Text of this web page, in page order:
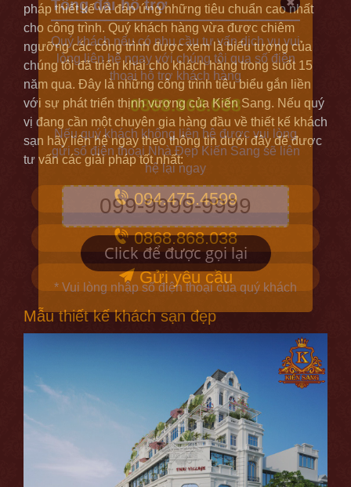
pháp thiết kế và đáp ứng những tiêu chuẩn cao nhất
cho công trình. Quý khách hàng vừa được chiêm
ngưỡng các công trình được xem là biểu tượng của
chúng tôi đã triển khai cho khách hàng trong suốt 15
năm qua. Đây là những công trình tiêu biểu gắn liền
với sự phát triển thịnh vượng của Kiến Sang. Nếu quý
vị đang cần một chuyên gia hàng đầu về thiết kế khách
sạn hãy liên hệ ngay theo thông tin dưới đây để được
tư vấn các giải pháp tốt nhất:
094.475.4599
0868.868.038
Gửi yêu cầu
Mẫu thiết kế khách sạn đẹp
Tổng đài hỗ trợ
Quý khách nếu có nhu cầu tư vấn dịch vụ vui
lòng liên hệ ngay với chúng tôi qua số điện
thoại hỗ trợ khách hàng
0868.868.038
Nếu quý khách không liên hệ được vui lòng
gửi số điện thoại Nhà Đẹp Kiến Sang sẽ liên
hệ lại ngay
Click để được gọi lại
* Vui lòng nhập số điện thoại của quý khách